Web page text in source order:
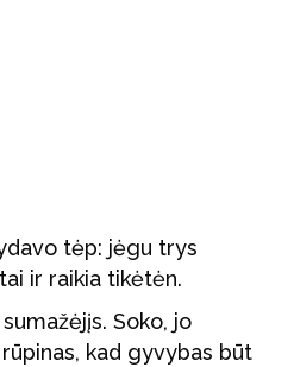
tėp: jėgu trys
ir raikia tikėtėn.
Soko, jo
kad gyvybas būt